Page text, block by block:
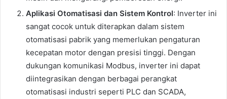
Aplikasi Otomatisasi dan Sistem Kontrol: Inverter ini
sangat cocok untuk diterapkan dalam sistem
otomatisasi pabrik yang memerlukan pengaturan
kecepatan motor dengan presisi tinggi. Dengan
dukungan komunikasi Modbus, inverter ini dapat
diintegrasikan dengan berbagai perangkat
otomatisasi industri seperti PLC dan SCADA,